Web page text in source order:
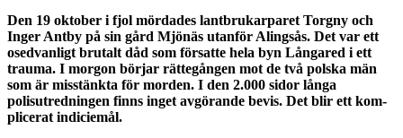
Den 19 okto­ber i fjol mör­dades lant­brukar­paret Torgny och
Inger Antby på sin gård Mjönäs utan­för Alingsås. Det var ett
osed­van­ligt bru­talt dåd som för­satte hela byn Lån­gared i ett
trauma. I mor­gon bör­jar rät­tegån­gen mot de två pol­ska män
som är mis­stänkta för mor­den. I den 2.000 sidor långa
polisutred­nin­gen finns inget avgörande bevis. Det blir ett kom­
plicerat indiciemål.